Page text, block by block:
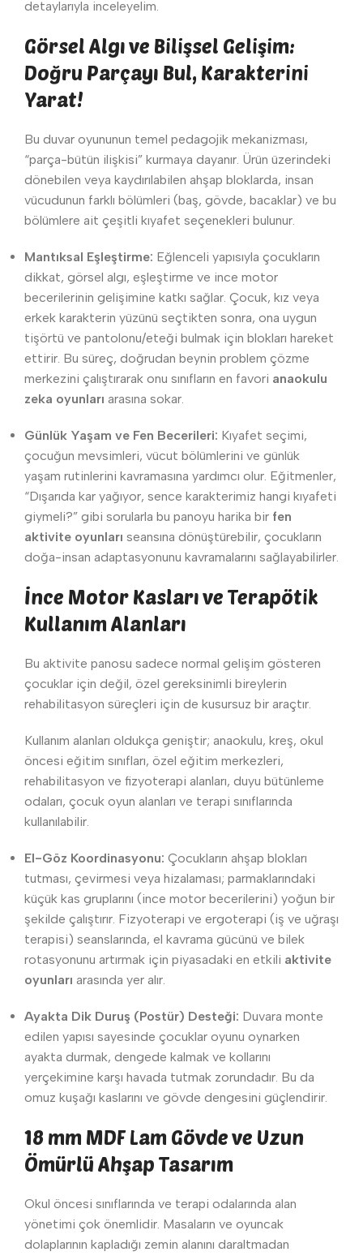
detaylarıyla inceleyelim.
Görsel Algı ve Bilişsel Gelişim:
Doğru Parçayı Bul, Karakterini
Yarat!
Bu duvar oyununun temel pedagojik mekanizması,
“parça-bütün ilişkisi” kurmaya dayanır. Ürün üzerindeki
dönebilen veya kaydırılabilen ahşap bloklarda, insan
vücudunun farklı bölümleri (baş, gövde, bacaklar) ve bu
bölümlere ait çeşitli kıyafet seçenekleri bulunur.
Mantıksal Eşleştirme: Eğlenceli yapısıyla çocukların
dikkat, görsel algı, eşleştirme ve ince motor
becerilerinin gelişimine katkı sağlar. Çocuk, kız veya
erkek karakterin yüzünü seçtikten sonra, ona uygun
tişörtü ve pantolonu/eteği bulmak için blokları hareket
ettirir. Bu süreç, doğrudan beynin problem çözme
merkezini çalıştırarak onu sınıfların en favori anaokulu
zeka oyunları arasına sokar.
Günlük Yaşam ve Fen Becerileri: Kıyafet seçimi,
çocuğun mevsimleri, vücut bölümlerini ve günlük
yaşam rutinlerini kavramasına yardımcı olur. Eğitmenler,
“Dışarıda kar yağıyor, sence karakterimiz hangi kıyafeti
giymeli?” gibi sorularla bu panoyu harika bir fen
aktivite oyunları seansına dönüştürebilir, çocukların
doğa-insan adaptasyonunu kavramalarını sağlayabilirler.
İnce Motor Kasları ve Terapötik
Kullanım Alanları
Bu aktivite panosu sadece normal gelişim gösteren
çocuklar için değil, özel gereksinimli bireylerin
rehabilitasyon süreçleri için de kusursuz bir araçtır.
Kullanım alanları oldukça geniştir; anaokulu, kreş, okul
öncesi eğitim sınıfları, özel eğitim merkezleri,
rehabilitasyon ve fizyoterapi alanları, duyu bütünleme
odaları, çocuk oyun alanları ve terapi sınıflarında
kullanılabilir.
El-Göz Koordinasyonu: Çocukların ahşap blokları
tutması, çevirmesi veya hizalaması; parmaklarındaki
küçük kas gruplarını (ince motor becerilerini) yoğun bir
şekilde çalıştırır. Fizyoterapi ve ergoterapi (iş ve uğraşı
terapisi) seanslarında, el kavrama gücünü ve bilek
rotasyonunu artırmak için piyasadaki en etkili aktivite
oyunları arasında yer alır.
Ayakta Dik Duruş (Postür) Desteği: Duvara monte
edilen yapısı sayesinde çocuklar oyunu oynarken
ayakta durmak, dengede kalmak ve kollarını
yerçekimine karşı havada tutmak zorundadır. Bu da
omuz kuşağı kaslarını ve gövde dengesini güçlendirir.
18 mm MDF Lam Gövde ve Uzun
Ömürlü Ahşap Tasarım
Okul öncesi sınıflarında ve terapi odalarında alan
yönetimi çok önemlidir. Masaların ve oyuncak
dolaplarının kapladığı zemin alanını daraltmadan